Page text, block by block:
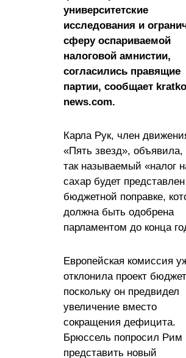
университетские
исследования и
сферу оспариваемой
налоговой амнистии,
согласились правящие
партии, сообщает
news.com.
Карла Рук, член
«Пять звезд», объявила,
так называемый «налог
сахар будет
бюджетной поправке,
должна быть одобрена
парламентом до конца
Европейская комиссия
отклонила проект
поскольку он предвидел
увеличение вместо
сокращения дефицита.
Брюссель попросил Рим
представить новый